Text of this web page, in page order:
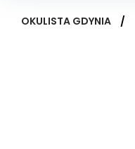
OKULISTA GDYNIA /